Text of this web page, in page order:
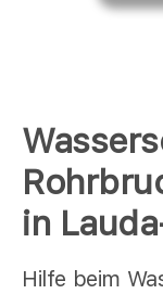
in
Hilfe beim